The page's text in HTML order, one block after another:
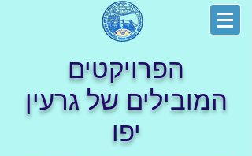
הפרויקטים
המובילים של גרעין
יפו